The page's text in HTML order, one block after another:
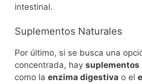
intestinal.
Suplementos Naturales
Por último, si se busca una
concentrada, hay suplementos
como la enzima digestiva o el